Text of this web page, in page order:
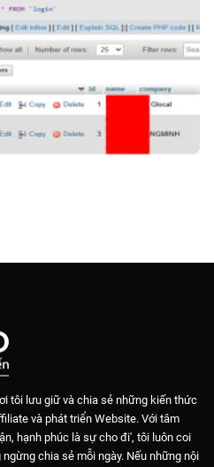
tôi lưu giữ và chia sẻ những kiến thức
và phát triển Website. Với tâm
hạnh phúc là sự cho đi', tôi luôn coi
chia sẻ mỗi ngày. Nếu những nội